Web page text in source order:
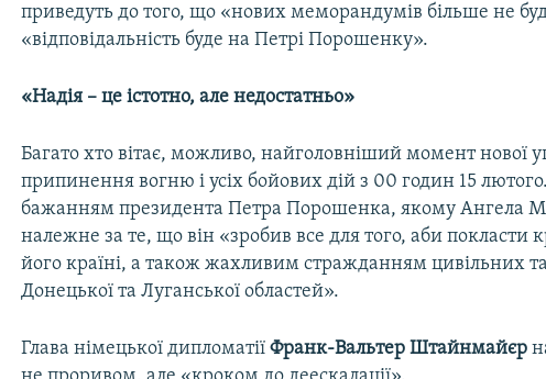
приведуть до того, що «нових меморандумів більше не
«відповідальність буде на Петрі Порошенку».
«Надія – це істотно, але недостатньо»
Багато хто вітає, можливо, найголовніший момент нової
припинення вогню і усіх бойових дій з 00 годин 15
бажанням президента Петра Порошенка, якому Ангела
належне за те, що він «зробив все для того, аби покласти
його країні, а також жахливим стражданням цивільних
Донецької та Луганської областей».
Глава німецької дипломатіїФранк-Вальтер Штайнмайєр